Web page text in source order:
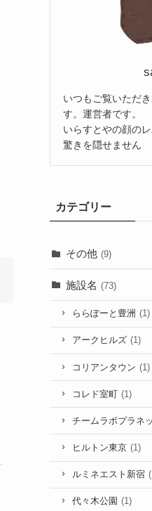
いつもご覧いただ
す。運営者です。
いらすとやの顔の
驚きを隠せません
カテゴリー
その他 (9)
施設名 (73)
ららぽーと豊洲 (1)
アークヒルズ (1)
コリアンタウン (1)
コレド室町 (1)
チームラボプラネ
ヒルトン東京 (1)
ルミネエスト新宿
代々木公園 (1)